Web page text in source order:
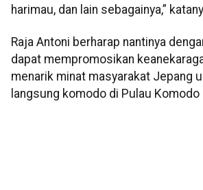
harimau, dan lain sebagainya,”
Raja Antoni berharap nantinya
dapat mempromosikan
menarik minat masyarakat Jepang
langsung komodo di Pulau Komodo